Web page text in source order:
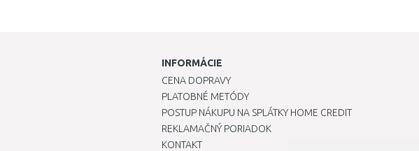
INFORMÁCIE
CENA DOPRAVY
PLATOBNÉ METÓDY
POSTUP NÁKUPU NA SPLÁTKY HOME CREDIT
REKLAMAČNÝ PORIADOK
KONTAKT